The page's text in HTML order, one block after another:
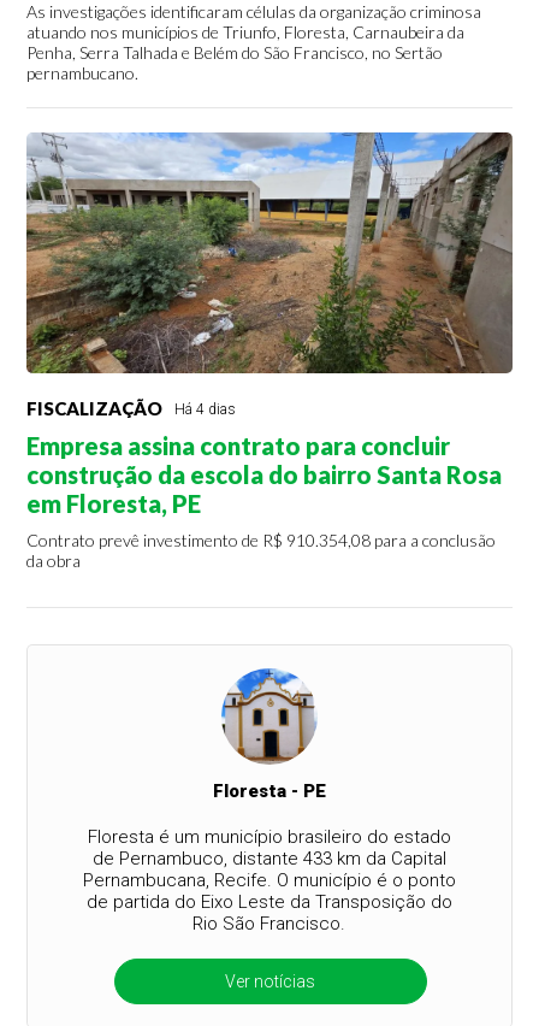
As investigações identificaram células da organização criminosa
atuando nos municípios de Triunfo, Floresta, Carnaubeira da
Penha, Serra Talhada e Belém do São Francisco, no Sertão
pernambucano.
FISCALIZAÇÃO Há 4 dias
Empresa assina contrato para concluir
construção da escola do bairro Santa Rosa
em Floresta, PE
Contrato prevê investimento de R$ 910.354,08 para a conclusão
da obra
Floresta - PE
Floresta é um município brasileiro do estado
de Pernambuco, distante 433 km da Capital
Pernambucana, Recife. O município é o ponto
de partida do Eixo Leste da Transposição do
Rio São Francisco.
Ver notícias